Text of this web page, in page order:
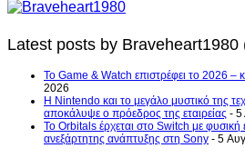
Latest posts by Braveheart1980
Το Game & Watch επιστρέφει το 2026 –
2026
Η Nintendo και το μεγάλο μυστικό της
αποκάλυψε ο πρόεδρος της εταιρείας - 5
Το Orbitals έρχεται στο Switch με
ανεξάρτητης ανάπτυξης στη Sony - 5